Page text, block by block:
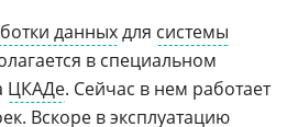
данныхдля системы
в специальном
ЦКАДе. Сейчас в нем работает
Вскоре в эксплуатацию